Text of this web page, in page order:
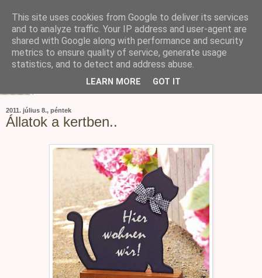
2011. július 8., péntek
Állatok a kertben..
This site uses cookies from Google to deliver its services
and to analyze traffic. Your IP address and user-agent are
shared with Google along with performance and security
metrics to ensure quality of service, generate usage
statistics, and to detect and address abuse.
LEARN MORE GOT IT